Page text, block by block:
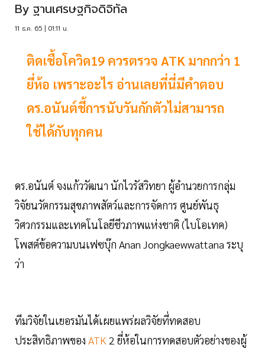
By ฐานเศรษฐกิจดิจิทัล
11 ธ.ค. 65 | 01:11 น.
ติดเชื้อโควิด19 ควรตรวจ ATK มากกว่า 1
ยี่ห้อ เพราะอะไร อ่านเลยที่นี่มีคำตอบ
ดร.อนันต์ชี้การนับวันกักตัวไม่สามารถ
ใช้ได้กับทุกคน
ดร.อนันต์ จงแก้ววัฒนา นักไวรัสวิทยา ผู้อำนวยการกลุ่ม
วิจัยนวัตกรรมสุขภาพสัตว์และการจัดการ ศูนย์พันธุ
วิศวกรรมและเทคโนโลยีชีวภาพแห่งชาติ (ไบโอเทค)
โพสต์ข้อความบนเฟซบุ๊ก Anan Jongkaewwattana ระบุ
ว่า
ทีมวิจัยในเยอรมันได้เผยแพร่ผลวิจัยที่ทดสอบ
ประสิทธิภาพของ ATK 2 ยี่ห้อในการทดสอบตัวอย่างของผู้